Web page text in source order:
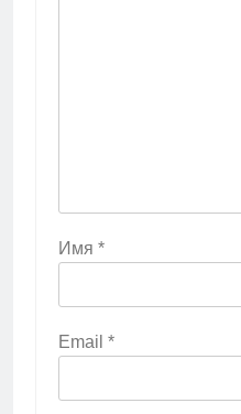
Имя *
Email *